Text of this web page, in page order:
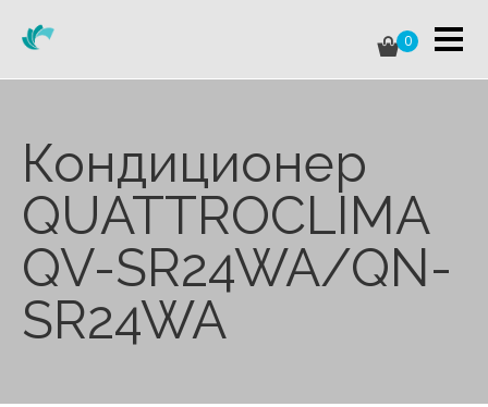
0
Кондиционер
QUATTROCLIMA
QV-SR24WA/QN-
SR24WA